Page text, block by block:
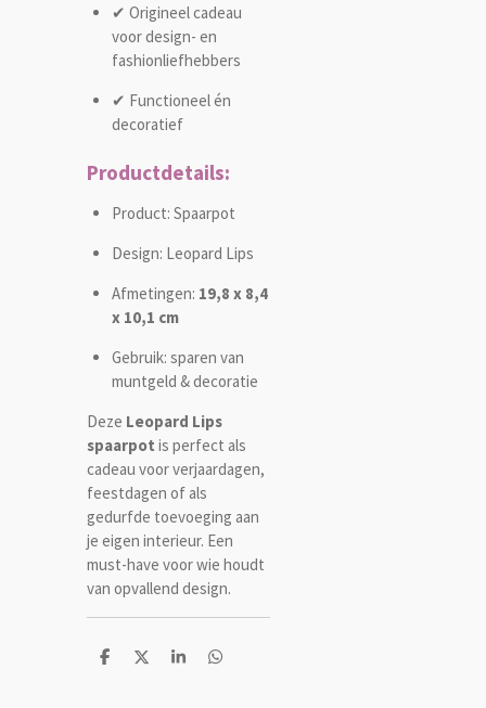
✔ Origineel cadeau
voor design- en
fashionliefhebbers
✔ Functioneel én
decoratief
Productdetails:
Product: Spaarpot
Design: Leopard Lips
Afmetingen: 19,8 x 8,4
x 10,1 cm
Gebruik: sparen van
muntgeld & decoratie
Deze Leopard Lips
spaarpot is perfect als
cadeau voor verjaardagen,
feestdagen of als
gedurfde toevoeging aan
je eigen interieur. Een
must-have voor wie houdt
van opvallend design.
D
D
S
D